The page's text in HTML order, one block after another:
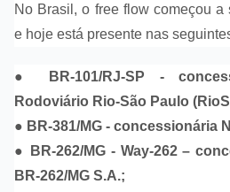
No Brasil, o free flow começou
e hoje está presente nas
● BR-101/RJ-SP -
Rodoviário Rio-São Paulo
● BR-381/MG - concessionária
● BR-262/MG - Way-262 –
BR-262/MG S.A.;